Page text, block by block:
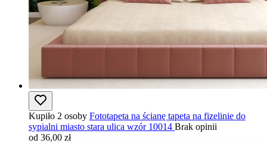
Kupiło 2 osoby Fototapeta na ścianę tapeta na fizelinie do
sypialni miasto stara ulica wzór 10014 Brak opinii
od 36,00 zł